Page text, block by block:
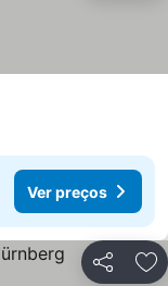
preços
Ver preços
Partilhar